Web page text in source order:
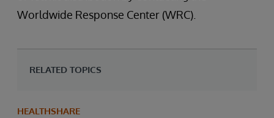
Worldwide Response Center (WRC).
RELATED TOPICS
HEALTHSHARE